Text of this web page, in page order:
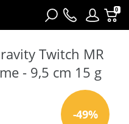
0
Twitch MR
- 9,5 cm 15 g
-49%